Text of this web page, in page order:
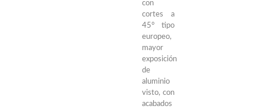
con
cortes a
45° tipo
europeo,
mayor
exposición
de
aluminio
visto, con
acabados